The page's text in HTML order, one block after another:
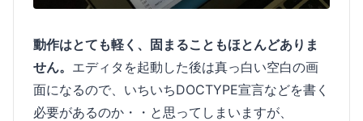
動作はとても軽く、固まることもほとんどありま
せん。 エディタを起動した後は真っ白い空白の画
面になるので、いちいちDOCTYPE宣言などを書く
必要があるのか・・と思ってしまいますが、